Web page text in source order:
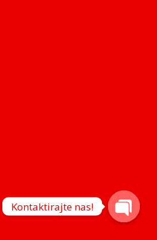
Kontaktirajte nas!